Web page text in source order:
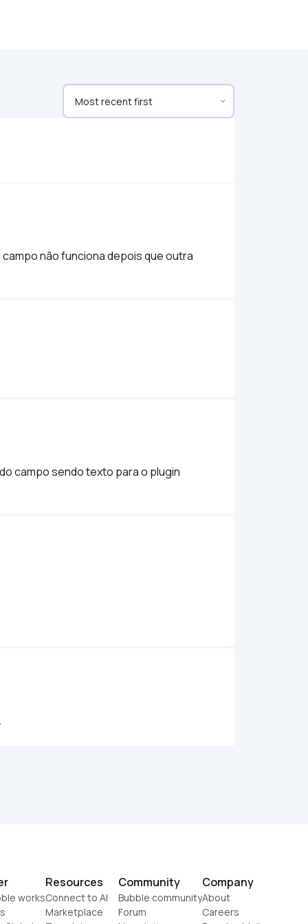
não funciona depois que outra
campo sendo texto para o plugin
works
Resources
Connect to AI
Marketplace
Community
Bubble community
Forum
Company
About
Careers